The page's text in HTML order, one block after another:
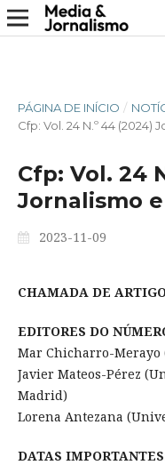
PÁGINA DE INÍCIO /
Cfp: Vol. 24 N.º 44 (2024)
Cfp: Vol. 24
Jornalismo
2023-11-09
CHAMADA DE
EDITORES DO
Mar Chicharro-Merayo
Javier Mateos-Pérez
Madrid)
Lorena Antezana
DATAS